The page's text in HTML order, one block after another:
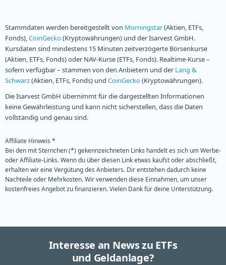
Stammdaten werden bereitgestellt von Morningstar(Aktien, ETFs,
Fonds),CoinGecko(Kryptowährungen) und der Isarvest GmbH.
Kursdaten sind mindestens 15 Minuten zeitverzögerte Börsenkurse
(Aktien, ETFs, Fonds) oder NAV-Kurse (ETFs, Fonds). Realtime-Kurse –
sofern verfügbar – stammen von den Anbietern und der Lang &
Schwarz(Aktien, ETFs, Fonds) und CoinGecko(Kryptowährungen).
Die Isarvest GmbH übernimmt für die dargestellten Informationen
keine Gewährleistung und kann nicht sicherstellen, dass die Daten
vollständig und genau sind.
Affiliate Hinweis *
Bei den mit Sternchen (*) gekennzeichneten Links handelt es sich um Werbe-
oder Affiliate-Links. Wenn du über diesen Link etwas kaufst oder abschließt,
erhalten wir eine Vergütung des Anbieters. Dir entstehen dadurch keine
Nachteile oder Mehrkosten. Wir verwenden diese Einnahmen, um unser
kostenfreies Angebot zu finanzieren. Vielen Dank für deine Unterstützung.
Interesse an News zu ETFs
und Geldanlage?